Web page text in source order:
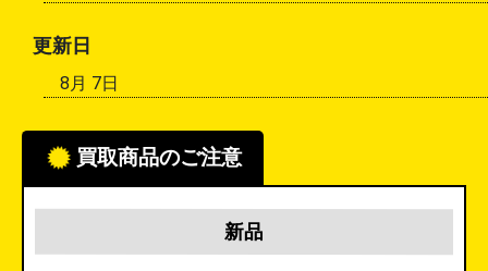
更新日
8月 7日
買取商品のご注意
新品